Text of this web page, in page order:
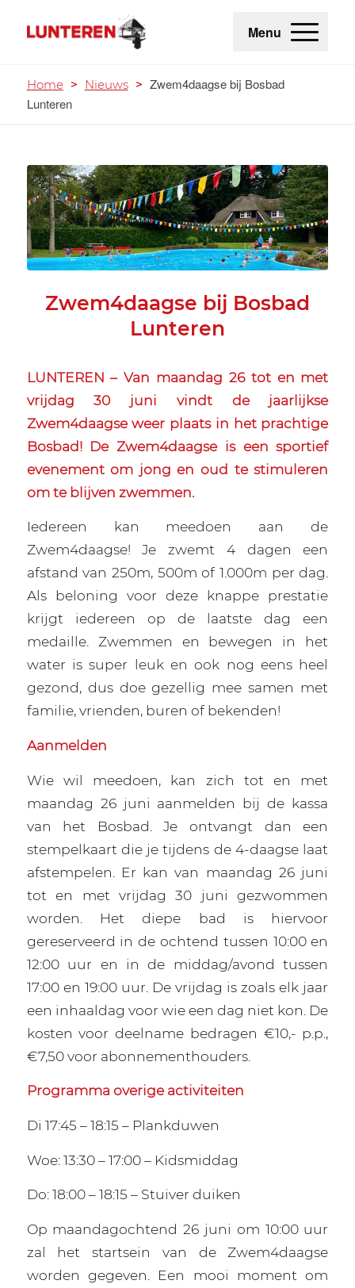
Menu
Home > Nieuws > Zwem4daagse bij Bosbad
Lunteren
Zwem4daagse bij Bosbad
Lunteren
LUNTEREN – Van maandag 26 tot en met
vrijdag 30 juni vindt de jaarlijkse
Zwem4daagse weer plaats in het prachtige
Bosbad! De Zwem4daagse is een sportief
evenement om jong en oud te stimuleren
om te blijven zwemmen.
Iedereen kan meedoen aan de
Zwem4daagse! Je zwemt 4 dagen een
afstand van 250m, 500m of 1.000m per dag.
Als beloning voor deze knappe prestatie
krijgt iedereen op de laatste dag een
medaille. Zwemmen en bewegen in het
water is super leuk en ook nog eens heel
gezond, dus doe gezellig mee samen met
familie, vrienden, buren of bekenden!
Aanmelden
Wie wil meedoen, kan zich tot en met
maandag 26 juni aanmelden bij de kassa
van het Bosbad. Je ontvangt dan een
stempelkaart die je tijdens de 4-daagse laat
afstempelen. Er kan van maandag 26 juni
tot en met vrijdag 30 juni gezwommen
worden. Het diepe bad is hiervoor
gereserveerd in de ochtend tussen 10:00 en
12:00 uur en in de middag/avond tussen
17:00 en 19:00 uur. De vrijdag is zoals elk jaar
een inhaaldag voor wie een dag niet kon. De
kosten voor deelname bedragen €10,- p.p.,
€7,50 voor abonnementhouders.
Programma overige activiteiten
Di 17:45 – 18:15 – Plankduwen
Woe: 13:30 – 17:00 – Kidsmiddag
Do: 18:00 – 18:15 – Stuiver duiken
Op maandagochtend 26 juni om 10:00 uur
zal het startsein van de Zwem4daagse
worden gegeven. Een mooi moment om